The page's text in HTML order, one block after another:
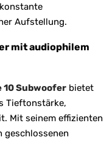
Aufstellung.
mit audiophilem
10 Subwoofer bietet
Tieftonstärke,
Mit seinem effizienten
geschlossenen